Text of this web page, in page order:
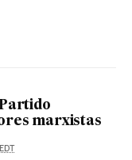
marxistas
EDT